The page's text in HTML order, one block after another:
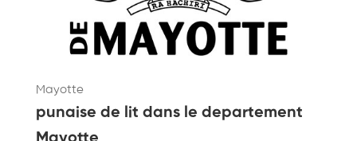
Mayotte
punaise de lit dans le departement